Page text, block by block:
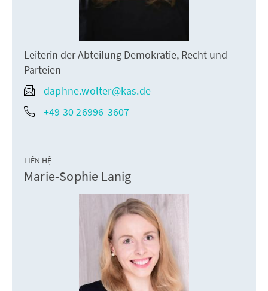
Leiterin der Abteilung Demokratie, Recht und
Parteien
daphne.wolter@kas.de
+49 30 26996-3607
LIÊN HỆ
Marie-Sophie Lanig